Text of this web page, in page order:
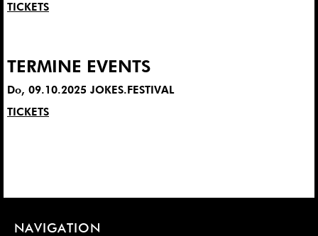
TICKETS
TERMINE EVENTS
Do, 09.10.2025 JOKES.FESTIVAL
TICKETS
NAVIGATION